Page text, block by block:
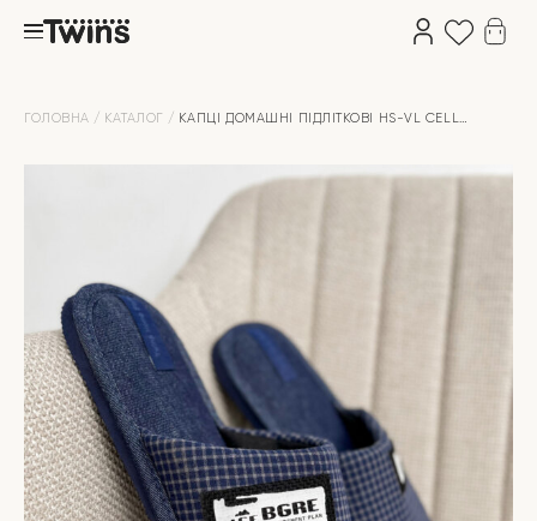
ГОЛОВНА КАТАЛОГ
КАПЦІ ДОМАШНІ ПІДЛІТКОВІ HS-VL CELL